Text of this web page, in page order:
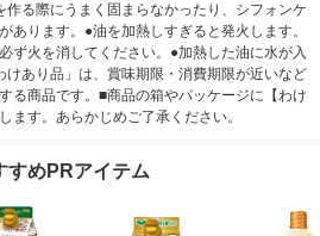
る際にうまく固まらなかったり、シフォンケ
あります。●油を加熱しすぎると発火します。
ず火を消してください。●加熱した油に水が入
けあり品」は、賞味期限・消費期限が近いなど
る商品です。■商品の箱やパッケージに【わけ
ます。あらかじめご了承ください。
すめPRアイテム